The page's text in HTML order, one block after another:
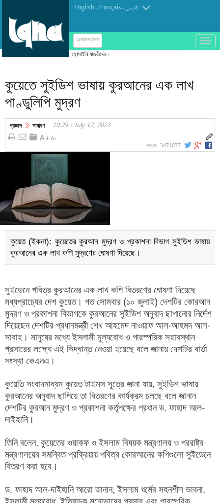
English. Français.فارسی
ডেস্কটপ ভার্শন
باز
و
হোসাইনি যাত্রীদের সেবার বর্ণনা
কুয়েতে সুইডিশ ভাষায় কুরআনের এক লাখ
পাণ্ডুলিপি মুদ্রণ
প্রচ্ছদ সাধারণ 10:29 - July 12, 2023
সংবাদ: 3474037
কুয়েত (ইকনা): কুয়েতের কুরআন মুদ্রণ ও প্রকাশনা বিভাগ সুইডিশ ভাষায়
কুরআনের এক লাখ কপি মুদ্রণের ঘোষণা দিয়েছে।
সুইডেনে পবিত্র কুরআনের এক লাখ কপি বিতরণের ঘোষণা দিয়েছে
মধ্যপ্রাচ্যের দেশ কুয়েত। গত সোমবার (১০ জুলাই) দেশটির কোরআন
মুদ্রণ ও প্রকাশনা বিভাগকে কুরআনের সুইডিশ অনুবাদ ছাপানোর নির্দেশ
দিয়েছেন দেশটির প্রধানমন্ত্রী শেখ আহমেদ নাওয়াফ আল-আহমদ আল-
সাবাহ। মানুষের মধ্যে ইসলামী মূল্যবোধ ও পারস্পরিক সহাবস্থান
প্রসারের লক্ষ্যে এই সিদ্ধান্ত নেওয়া হয়েছে বলে জানায় দেশটির বার্তা
সংস্থা কেএনএ।
কুয়েতি সংবাদমাধ্যম কুয়েত টাইমস সূত্রে জানা যায়, সুইডিশ ভাষায়
কুরআনের অনুবাদ ছাপিয়ে তা বিতরণের কার্যক্রম চলছে বলে জানান
দেশটির কুরআন মুদ্রণ ও প্রকাশনা কর্তৃপক্ষের প্রধান ড. ফাহাদ আল-
দাইহানি।
তিনি বলেন, কুয়েতের ওয়াকফ ও ইসলাম বিষয়ক মন্ত্রণালয় ও পররাষ্ট্র
মন্ত্রণালয়ের সমন্বিত প্রক্রিয়ায় পবিত্র কোরআনের কপিগুলো সুইডেনে
বিতরণ করা হবে।
ড. ফাহাদ আল-দাইহানি আরো জানান, ইসলাম ধর্মের সহনশীল ভাবনা,